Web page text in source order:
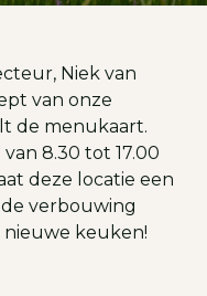
Niek van
van onze
de menukaart.
8.30 tot 17.00
deze locatie een
verbouwing
nieuwe keuken!